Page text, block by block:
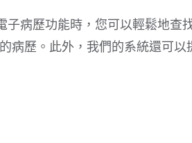
子病歷功能時，您可以輕鬆地查
病歷。此外，我們的系統還可